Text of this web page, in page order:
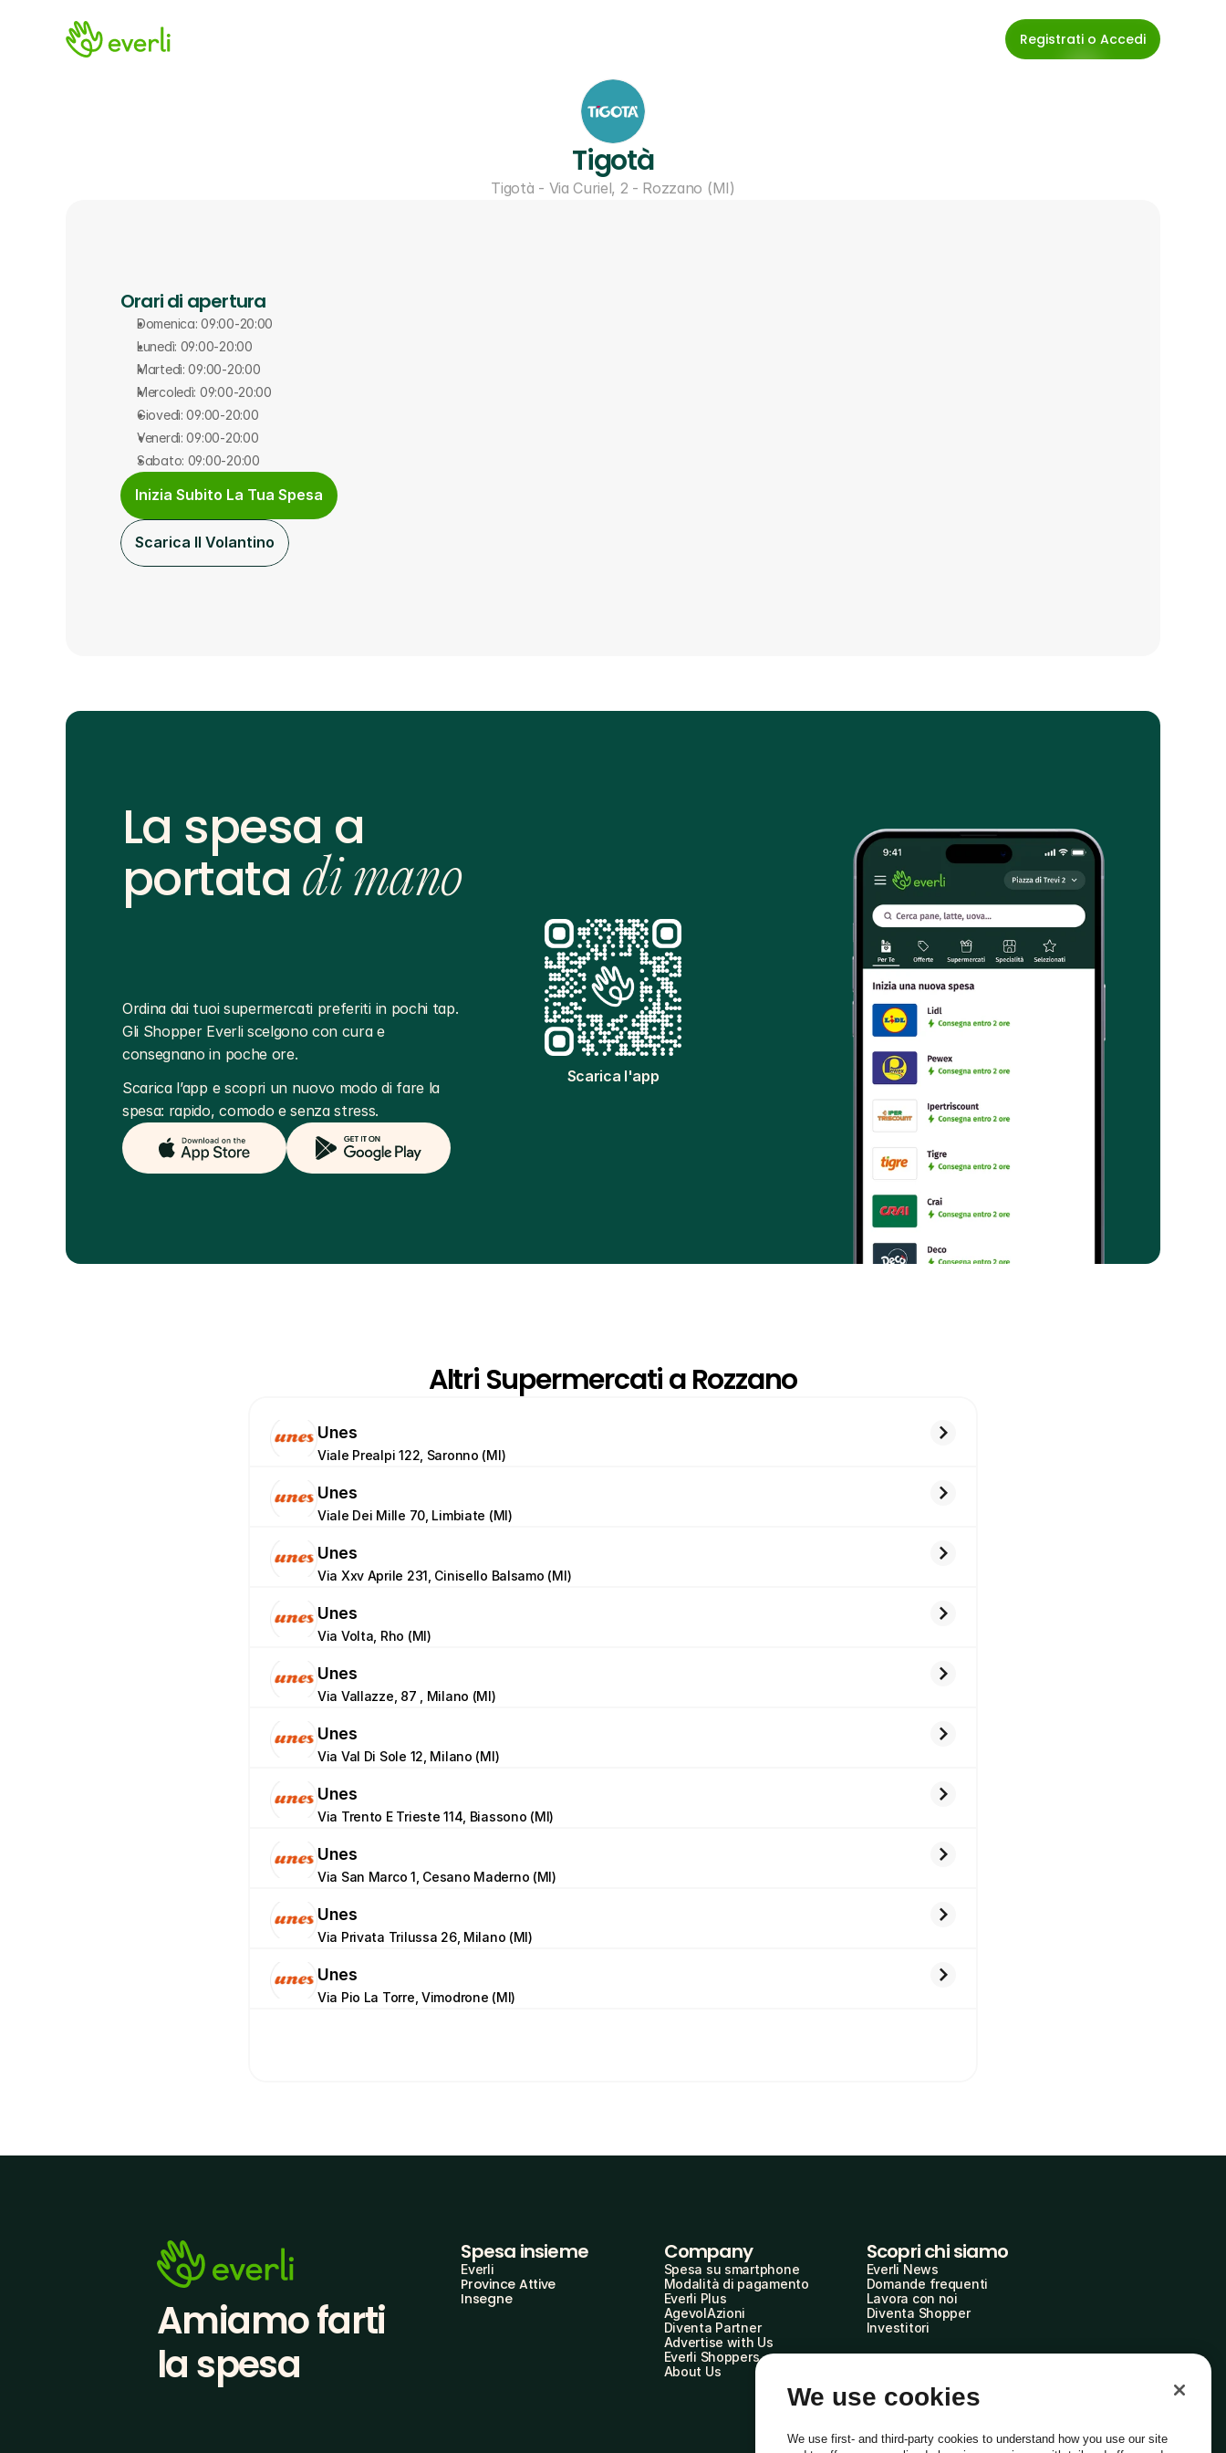
Registrati o Accedi
Tigotà
Tigotà - Via Curiel, 2 - Rozzano (MI)
Orari di apertura
Domenica: 09:00-20:00
Lunedì: 09:00-20:00
Martedì: 09:00-20:00
Mercoledì: 09:00-20:00
Giovedì: 09:00-20:00
Venerdì: 09:00-20:00
Sabato: 09:00-20:00
Inizia Subito La Tua Spesa
Scarica Il Volantino
Scarica l'app
La spesa a
portata di mano
Ordina dai tuoi supermercati preferiti in pochi tap.
Gli Shopper Everli scelgono con cura e
consegnano in poche ore.
Scarica l’app e scopri un nuovo modo di fare la
spesa: rapido, comodo e senza stress.
Altri Supermercati a Rozzano
Unes
Viale Prealpi 122, Saronno (MI)
Unes
Viale Dei Mille 70, Limbiate (MI)
Unes
Via Xxv Aprile 231, Cinisello Balsamo (MI)
Unes
Via Volta, Rho (MI)
Unes
Via Vallazze, 87 , Milano (MI)
Unes
Via Val Di Sole 12, Milano (MI)
Unes
Via Trento E Trieste 114, Biassono (MI)
Unes
Via San Marco 1, Cesano Maderno (MI)
Unes
Via Privata Trilussa 26, Milano (MI)
Unes
Via Pio La Torre, Vimodrone (MI)
Amiamo farti
la spesa
Spesa insieme
Everli
Province Attive
Insegne
Company
Spesa su smartphone
Modalità di pagamento
Everli Plus
AgevolAzioni
Diventa Partner
Advertise with Us
Everli Shoppers
About Us
Scopri chi siamo
Everli News
Domande frequenti
Lavora con noi
Diventa Shopper
Investitori
We use cookies
We use first- and third-party cookies to understand how you use our site